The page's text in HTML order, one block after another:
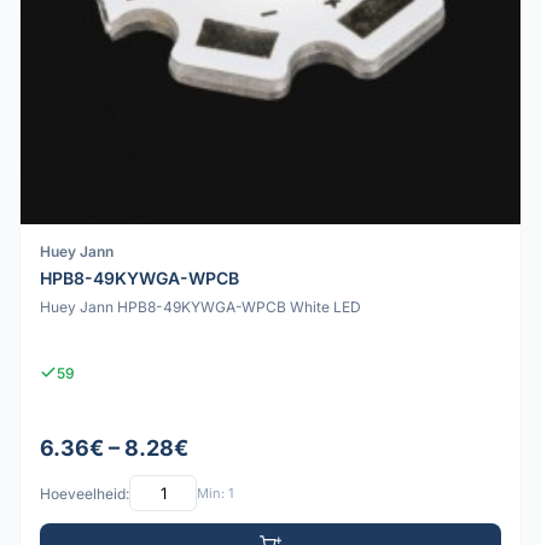
Huey Jann
HPB8-49KYWGA-WPCB
Huey Jann HPB8-49KYWGA-WPCB White LED
59
6.36€ – 8.28€
Hoeveelheid: Min: 1